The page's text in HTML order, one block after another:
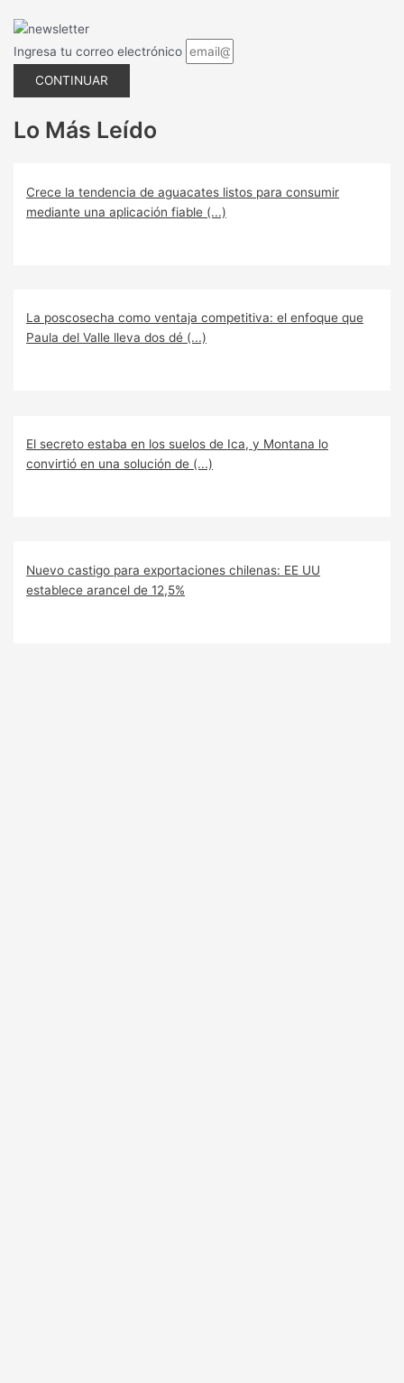
Ingresa tu correo electrónico
CONTINUAR
Lo Más Leído
Crece la tendencia de aguacates listos para consumir
mediante una aplicación fiable (...)
La poscosecha como ventaja competitiva: el enfoque que
Paula del Valle lleva dos dé (...)
El secreto estaba en los suelos de Ica, y Montana lo
convirtió en una solución de (...)
Nuevo castigo para exportaciones chilenas: EE UU
establece arancel de 12,5%